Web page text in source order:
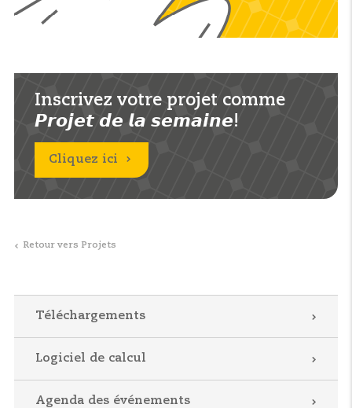
Inscrivez votre projet comme
𝙋𝙧𝙤𝙟𝙚𝙩 𝙙𝙚 𝙡𝙖 𝙨𝙚𝙢𝙖𝙞𝙣𝙚!
Cliquez ici
Retour vers Projets
Téléchargements
Logiciel de calcul
Agenda des événements